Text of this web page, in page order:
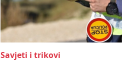
Savjeti i trikovi